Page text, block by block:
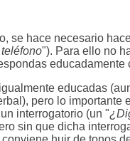
se hace necesario
"). Para ello no
educadamente
educadas
pero lo importante
interrogatorio (un "
sin que dicha